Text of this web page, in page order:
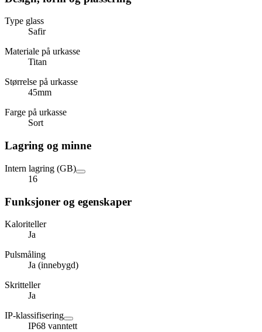
Type glass
Safir
Materiale på urkasse
Titan
Størrelse på urkasse
45mm
Farge på urkasse
Sort
Lagring og minne
Intern lagring (GB)
16
Funksjoner og egenskaper
Kaloriteller
Ja
Pulsmåling
Ja (innebygd)
Skritteller
Ja
IP-klassifisering
IP68 vanntett